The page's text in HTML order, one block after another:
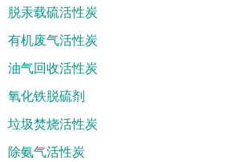
脱汞载硫活性炭
有机废气活性炭
油气回收活性炭
氧化铁脱硫剂
垃圾焚烧活性炭
除氨气活性炭